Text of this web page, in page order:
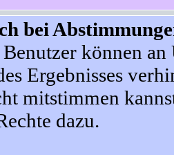
bei
können
Ergebnisses
mitstimmen
dazu.